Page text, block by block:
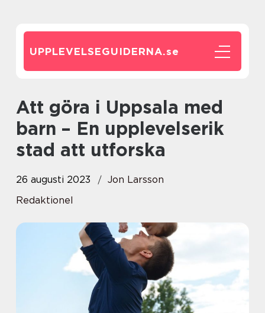
UPPLEVELSEGUIDERNA.se
Att göra i Uppsala med
barn – En upplevelserik
stad att utforska
26 augusti 2023
Jon Larsson
Redaktionel